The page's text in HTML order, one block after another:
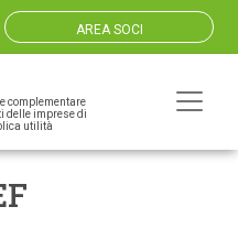
AREA SOCI
complementare
delle imprese di
utilità